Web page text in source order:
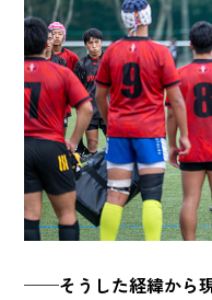
──そうした経緯から